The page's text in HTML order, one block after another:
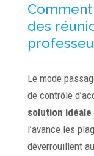
des
Le mode
de contrôle
solution idéale
l’avance les
déverrouillent